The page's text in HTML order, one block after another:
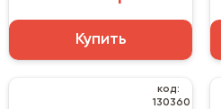
Купить
код:
130360